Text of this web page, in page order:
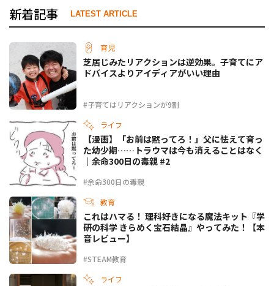
新着記事 LATEST ARTICLE
育児
#子育てはリアクションが9割
芝居じみたリアクションは逆効果。子育てにア
ドバイスよりアイディアがいい理由
ライフ
#余命300日の毒親
【漫画】「お前は黙ってろ！」父に怯えて育っ
た幼少期……トラウマは今も消えることはなく
｜余命300日の毒親 #2
教育
#STEAM教育
これはハマる！ 理科好きになる魔法キット『学
研の科学 きらめく宝石結晶』やってみた！【本
音レビュー】
ライフ